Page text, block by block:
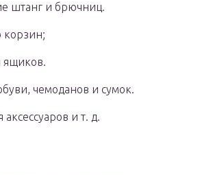
штанг и брючниц.
корзин;
ящиков.
чемоданов и сумок.
и т. д.